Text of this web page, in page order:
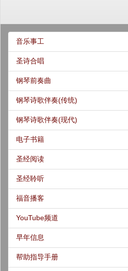
音乐事工
圣诗合唱
钢琴前奏曲
钢琴诗歌伴奏(传统)
钢琴诗歌伴奏(现代)
电子书籍
圣经阅读
圣经聆听
福音播客
YouTube频道
早年信息
帮助指导手册